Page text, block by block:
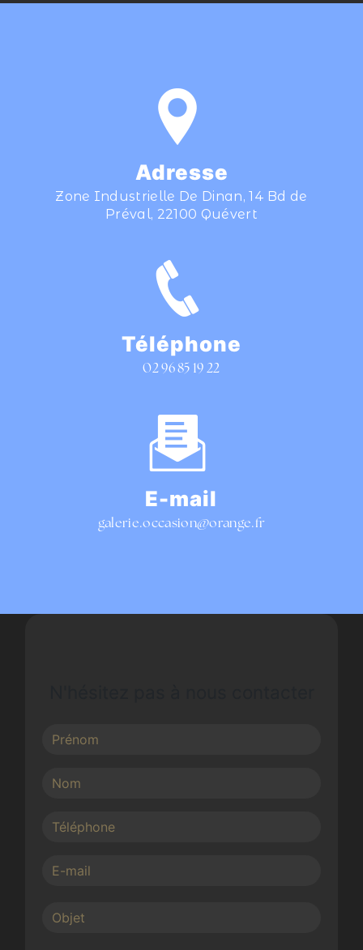
Adresse
Zone Industrielle De Dinan, 14 Bd de
Préval, 22100 Quévert
Téléphone
02 96 85 19 22
E-mail
galerie.occasion@orange.fr